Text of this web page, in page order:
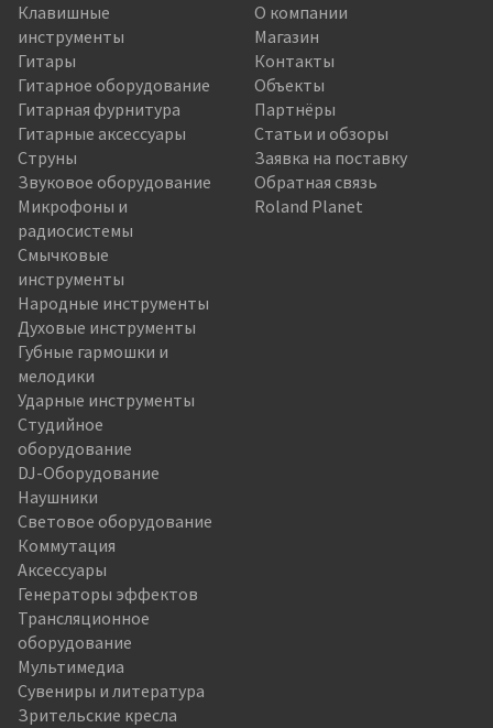
Клавишные
инструменты
Гитары
Гитарное оборудование
Гитарная фурнитура
Гитарные аксессуары
Струны
Звуковое оборудование
Микрофоны и
радиосистемы
Смычковые
инструменты
Народные инструменты
Духовые инструменты
Губные гармошки и
мелодики
Ударные инструменты
Студийное
оборудование
DJ-Оборудование
Наушники
Световое оборудование
Коммутация
Аксессуары
Генераторы эффектов
Трансляционное
оборудование
Мультимедиа
Сувениры и литература
Зрительские кресла
О компании
Магазин
Контакты
Объекты
Партнёры
Статьи и обзоры
Заявка на поставку
Обратная связь
Roland Planet